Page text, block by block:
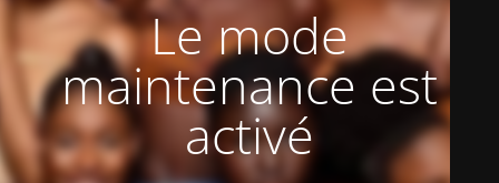
Le mode
maintenance est
activé